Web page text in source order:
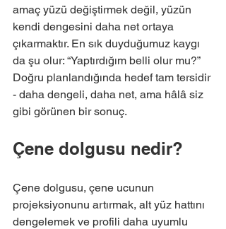
amaç yüzü değiştirmek değil, yüzün
kendi dengesini daha net ortaya
çıkarmaktır. En sık duyduğumuz kaygı
da şu olur: “Yaptırdığım belli olur mu?”
Doğru planlandığında hedef tam tersidir
- daha dengeli, daha net, ama hâlâ siz
gibi görünen bir sonuç.
Çene dolgusu nedir?
Çene dolgusu, çene ucunun
projeksiyonunu artırmak, alt yüz hattını
dengelemek ve profili daha uyumlu